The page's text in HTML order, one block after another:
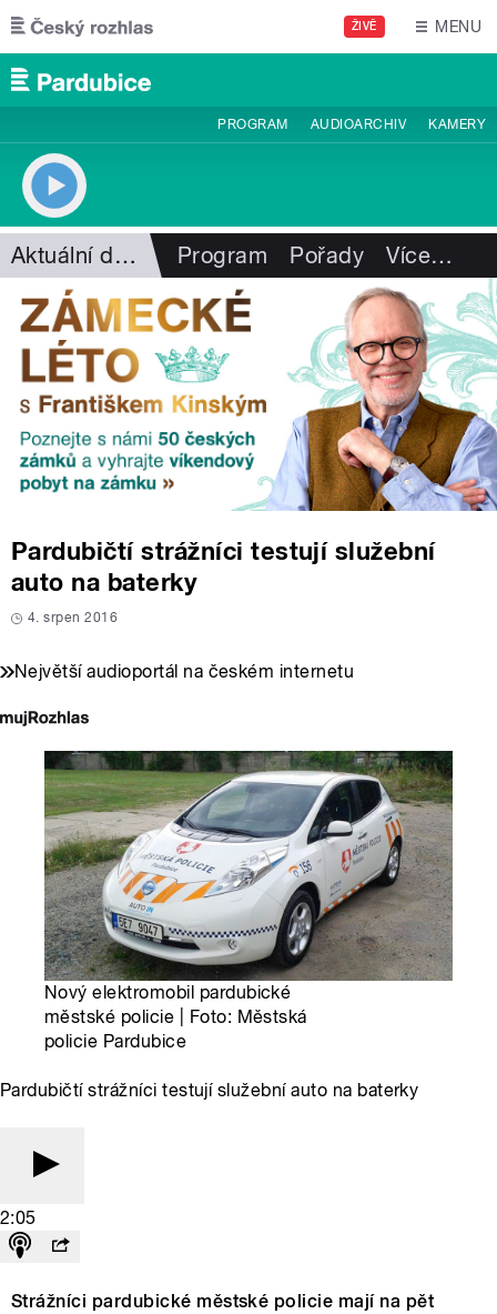
Přejít k hlavnímu obsahu
ŽIVĚ MENU
PROGRAM AUDIOARCHIV KAMERY
Aktuální dění Program Pořady Více…
Pardubičtí strážníci testují služební
auto na baterky
4. srpen 2016
Největší audioportál na českém internetu
Nový elektromobil pardubické
městské policie | Foto: Městská
policie Pardubice
Pardubičtí strážníci testují služební auto na baterky
2:05
Strážníci pardubické městské policie mají na pět